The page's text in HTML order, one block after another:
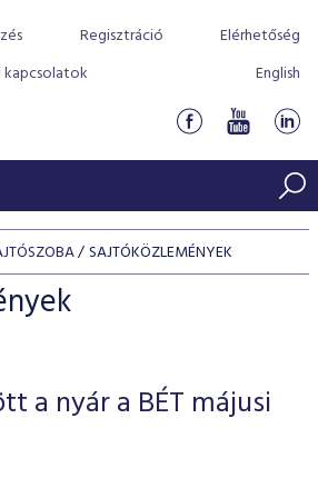
Regisztráció
Elérhetőség
English
indexek
kötvény tőzsdei bevezetését
egyszerűen
SAJTÓKÖZLEMÉNYEK
a nyár a BÉT májusi